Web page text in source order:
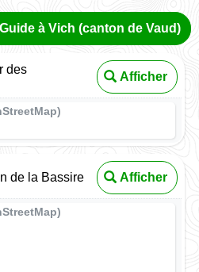
à Vich (canton de Vaud)
des
Afficher
de la Bassire Afficher